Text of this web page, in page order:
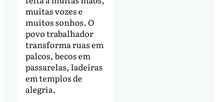
muitas vozes e
muitos sonhos. O
povo trabalhador
transforma ruas em
palcos, becos em
passarelas, ladeiras
em templos de
alegria.